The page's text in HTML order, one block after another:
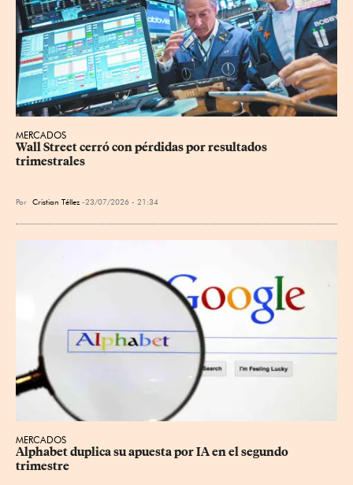
MERCADOS
Wall Street cerró con pérdidas por resultados
trimestrales
Por Cristian Téllez 23/07/2026 - 21:34
MERCADOS
Alphabet duplica su apuesta por IA en el segundo
trimestre